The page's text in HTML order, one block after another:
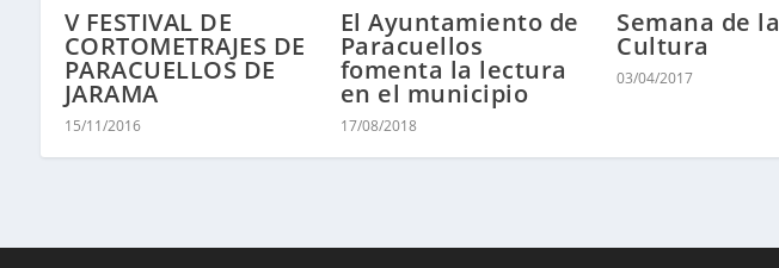
V FESTIVAL DE
CORTOMETRAJES DE
PARACUELLOS DE
JARAMA
15/11/2016
El Ayuntamiento de
Paracuellos
fomenta la lectura
en el municipio
17/08/2018
Semana de la
Cultura
03/04/2017